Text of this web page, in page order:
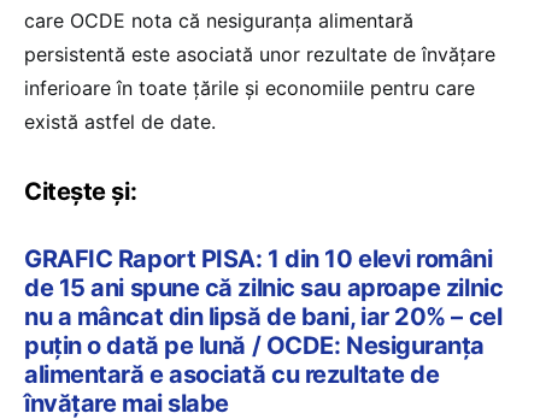
care OCDE nota că nesiguranța alimentară
persistentă este asociată unor rezultate de învățare
inferioare în toate țările și economiile pentru care
există astfel de date.
Citește și:
GRAFIC Raport PISA: 1 din 10 elevi români
de 15 ani spune că zilnic sau aproape zilnic
nu a mâncat din lipsă de bani, iar 20% – cel
puțin o dată pe lună / OCDE: Nesiguranța
alimentară e asociată cu rezultate de
învățare mai slabe